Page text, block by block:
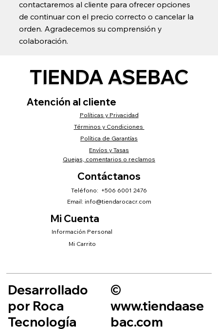
contactaremos al cliente para ofrecer opciones
de continuar con el precio correcto o cancelar la
orden. Agradecemos su comprensión y
colaboración.
TIENDA ASEBAC
Atención al cliente
Políticas y Privacidad
Términos y Condiciones
Envíos y Tasas
Política de Garantías
Quejas, comentarios o reclamos
Mi Cuenta
Información Personal
Mi Carrito
Contáctanos
Teléfono: +506 6001 2476
Email: info@tiendarocacr.com
Desarrollado
por Roca
Tecnología
©
www.tiendaase
bac.com